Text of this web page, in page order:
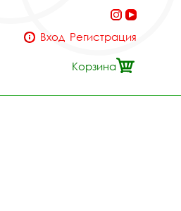
Вход Регистрация
Корзина